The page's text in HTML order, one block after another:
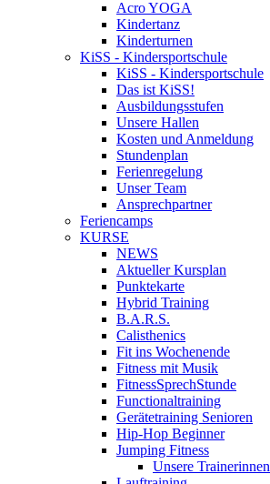
Acro YOGA
Kindertanz
Kinderturnen
KiSS - Kindersportschule
KiSS - Kindersportschule
Das ist KiSS!
Ausbildungsstufen
Unsere Hallen
Kosten und Anmeldung
Stundenplan
Ferienregelung
Unser Team
Ansprechpartner
Feriencamps
KURSE
NEWS
Aktueller Kursplan
Punktekarte
Hybrid Training
B.A.R.S.
Calisthenics
Fit ins Wochenende
Fitness mit Musik
FitnessSprechStunde
Functionaltraining
Gerätetraining Senioren
Hip-Hop Beginner
Jumping Fitness
Unsere Trainerinnen